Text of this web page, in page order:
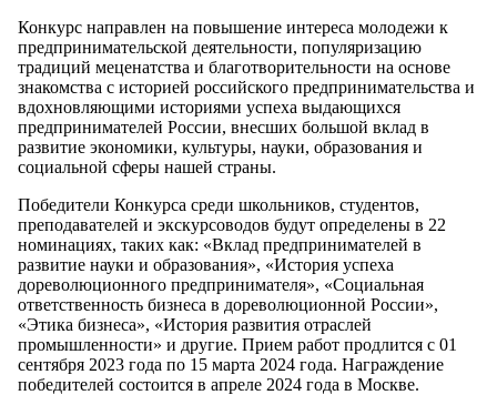
Конкурс направлен на повышение интереса молодежи к
предпринимательской деятельности, популяризацию
традиций меценатства и благотворительности на основе
знакомства с историей российского предпринимательства и
вдохновляющими историями успеха выдающихся
предпринимателей России, внесших большой вклад в
развитие экономики, культуры, науки, образования и
социальной сферы нашей страны.
Победители Конкурса среди школьников, студентов,
преподавателей и экскурсоводов будут определены в 22
номинациях, таких как: «Вклад предпринимателей в
развитие науки и образования», «История успеха
дореволюционного предпринимателя», «Социальная
ответственность бизнеса в дореволюционной России»,
«Этика бизнеса», «История развития отраслей
промышленности» и другие. Прием работ продлится с 01
сентября 2023 года по 15 марта 2024 года. Награждение
победителей состоится в апреле 2024 года в Москве.